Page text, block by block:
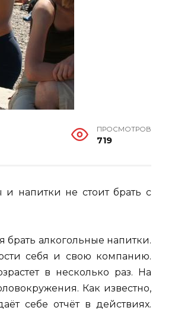
ПРОСМОТРОВ
719
напитки не стоит брать с
брать алкогольные напитки.
себя и свою компанию.
в несколько раз. На
Как известно,
себе отчёт в действиях.